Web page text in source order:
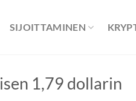
SIJOITTAMINEN
1,79 dollarin